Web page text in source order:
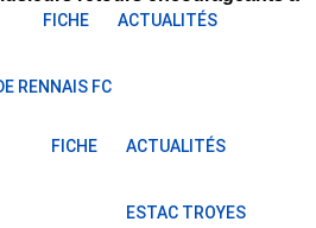
FICHE ACTUALITÉS
RENNAIS FC
FICHE ACTUALITÉS
ESTAC TROYES